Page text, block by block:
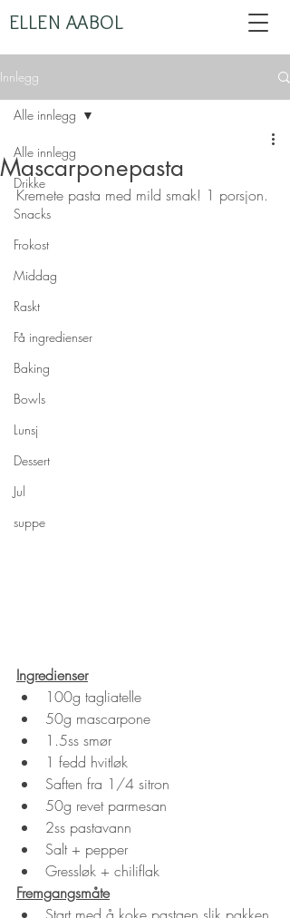
ELLEN AABOL
Innlegg
Alle innlegg
Drikke
Snacks
Frokost
Middag
Raskt
Få ingredienser
Baking
Bowls
Lunsj
Dessert
Jul
suppe
Alle innlegg
Mascarponepasta
Kremete pasta med mild smak! 1 porsjon.
Ingredienser
100g tagliatelle
50g mascarpone
1.5ss smør
1 fedd hvitløk
Saften fra 1/4 sitron
50g revet parmesan
2ss pastavann
Salt + pepper
Gressløk + chiliflak
Fremgangsmåte